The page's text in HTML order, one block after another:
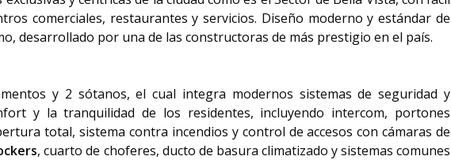
comerciales, restaurantes y servicios. Diseño moderno y estándar de
desarrollado por una de las constructoras de más prestigio en el país.
y 2 sótanos, el cual integra modernos sistemas de seguridad y
y la tranquilidad de los residentes, incluyendo intercom, portones
total, sistema contra incendios y control de accesos con cámaras de
, cuarto de choferes, ducto de basura climatizado y sistemas comunes